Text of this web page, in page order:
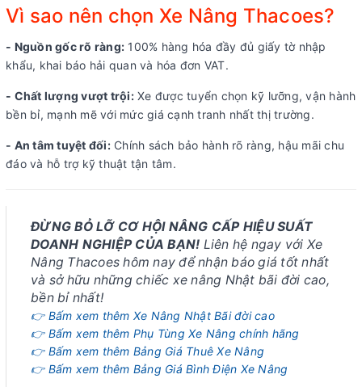
Vì sao nên chọn Xe Nâng Thacoes?
- Nguồn gốc rõ ràng: 100% hàng hóa đầy đủ giấy tờ nhập
khẩu, khai báo hải quan và hóa đơn VAT.
- Chất lượng vượt trội:Xe được tuyển chọn kỹ lưỡng, vận hành
bền bỉ, mạnh mẽ với mức giá cạnh tranh nhất thị trường.
- An tâm tuyệt đối:Chính sách bảo hành rõ ràng, hậu mãi chu
đáo và hỗ trợ kỹ thuật tận tâm.
ĐỪNG BỎ LỠ CƠ HỘI NÂNG CẤP HIỆU SUẤT
DOANH NGHIỆP CỦA BẠN! Liên hệ ngay với Xe
Nâng Thacoes hôm nay để nhận báo giá tốt nhất
và sở hữu những chiếc xe nâng Nhật bãi đời cao,
bền bỉ nhất!
👉 Bấm xem thêm Xe Nâng Nhật Bãi đời cao
👉 Bấm xem thêm Phụ Tùng Xe Nâng chính hãng
👉 Bấm xem thêm Bảng Giá Thuê Xe Nâng
👉 Bấm xem thêm Bảng Giá Bình Điện Xe Nâng